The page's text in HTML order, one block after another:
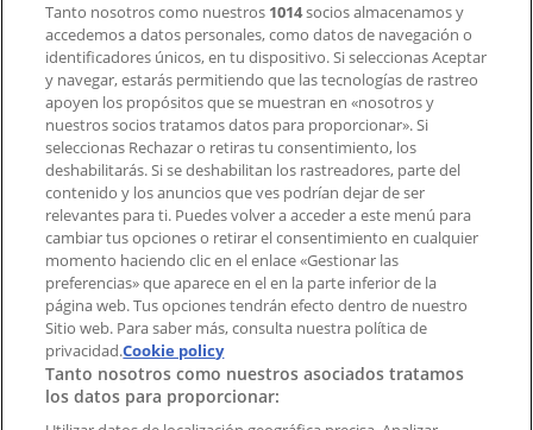
Contacto comercial y de marketing
Tienda mal colocada en el mapa
Notificar un folleto
¿Encontraste un problema en la web o en la
aplicación?
Índices
Marcas
Marcas locales
Negocios
Negocios cercanos
Productos
Tanto nosotros como nuestros 1014socios almacenamos y
accedemos a datos personales, como datos de navegación o
identificadores únicos, en tu dispositivo. Si seleccionas Aceptar
y navegar, estarás permitiendo que las tecnologías de rastreo
apoyen los propósitos que se muestran en «nosotros y
nuestros socios tratamos datos para proporcionar». Si
seleccionas Rechazar o retiras tu consentimiento, los
deshabilitarás. Si se deshabilitan los rastreadores, parte del
contenido y los anuncios que ves podrían dejar de ser
relevantes para ti. Puedes volver a acceder a este menú para
cambiar tus opciones o retirar el consentimiento en cualquier
momento haciendo clic en el enlace «Gestionar las
preferencias» que aparece en el en la parte inferior de la
página web. Tus opciones tendrán efecto dentro de nuestro
Sitio web. Para saber más, consulta nuestra política de
privacidad.Cookie policy
Tanto nosotros como nuestros asociados tratamos
los datos para proporcionar: